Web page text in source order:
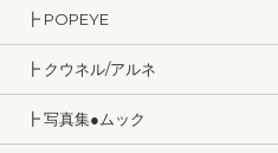
┣ POPEYE
┣ クウネル/アルネ
┣ 写真集●ムック